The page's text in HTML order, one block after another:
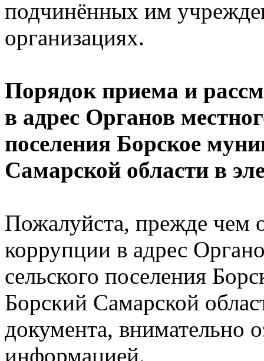
подчинённых им
организациях.
Порядок приема и
в адрес Органов
поселения Борское
Самарской области в
Пожалуйста, прежде чем
коррупции в адрес
сельского поселения
Борский Самарской
документа, внимательно
информацией.